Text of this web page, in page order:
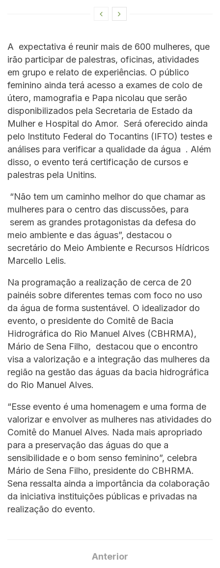
A expectativa é reunir mais de 600 mulheres, que
irão participar de palestras, oficinas, atividades
em grupo e relato de experiências. O público
feminino ainda terá acesso a exames de colo de
útero, mamografia e Papa nicolau que serão
disponibilizados pela Secretaria de Estado da
Mulher e Hospital do Amor. Será oferecido ainda
pelo Instituto Federal do Tocantins (IFTO) testes e
análises para verificar a qualidade da água . Além
disso, o evento terá certificação de cursos e
palestras pela Unitins.
­ “Não tem um caminho melhor do que chamar as
mulheres para o centro das discussões, para
serem as grandes protagonistas da defesa do
meio ambiente e das águas”, destacou o
secretário do Meio Ambiente e Recursos Hídricos
Marcello Lelis.
Na programação a realização de cerca de 20
painéis sobre diferentes temas com foco no uso
da água de forma sustentável. O idealizador do
evento, o presidente do Comitê de Bacia
Hidrográfica do Rio Manuel Alves (CBHRMA),
Mário de Sena Filho, destacou que o encontro
visa a valorização e a integração das mulheres da
região na gestão das águas da bacia hidrográfica
do Rio Manuel Alves.
“Esse evento é uma homenagem e uma forma de
valorizar e envolver as mulheres nas atividades do
Comitê do Manuel Alves. Nada mais apropriado
para a preservação das águas do que a
sensibilidade e o bom senso feminino”, celebra
Mário de Sena Filho, presidente do CBHRMA.
Sena ressalta ainda a importância da colaboração
da iniciativa instituições públicas e privadas na
realização do evento.
Anterior